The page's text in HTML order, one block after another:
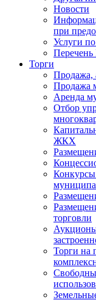
Новости
при
Услуги
Торги
Продажа,
Продажа
Аренда
Отбор
ЖКХ
Конкурсы
торговли
Аукционы
Торги на